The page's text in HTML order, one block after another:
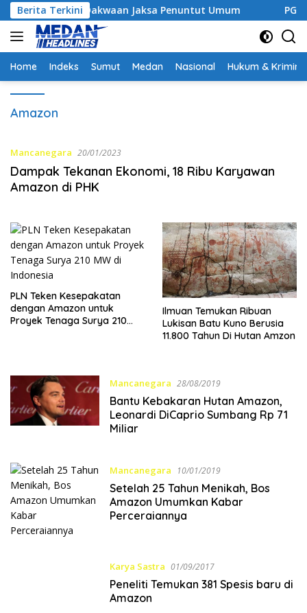
Langsung
ke
konten
Berita Terkini
Dakwaan Jaksa Penuntut Umum PGN Edukasi
Home Indeks Sumut Medan Nasional Hukum &
Amazon
Mancanegara 20/01/2023
Dampak Tekanan Ekonomi, 18 Ribu Karyawan
Amazon di PHK
PLN Teken Kesepakatan
dengan Amazon untuk
Proyek Tenaga Surya 210
Ilmuan Temukan Ribuan
Lukisan Batu Kuno Berusia
11.800 Tahun Di Hutan Amzon
Mancanegara 28/08/2019
Bantu Kebakaran Hutan Amazon,
Leonardi DiCaprio Sumbang Rp 71
Miliar
Mancanegara 10/01/2019
Setelah 25 Tahun Menikah, Bos
Amazon Umumkan Kabar
Perceraiannya
Karya Sastra 01/09/2017
Peneliti Temukan 381 Spesis baru di
Amazon